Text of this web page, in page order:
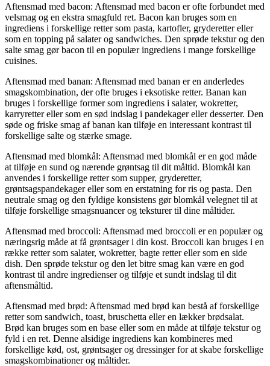
Aftensmad med bacon: Aftensmad med bacon er ofte forbundet med
velsmag og en ekstra smagfuld ret. Bacon kan bruges som en
ingrediens i forskellige retter som pasta, kartofler, gryderetter eller
som en topping på salater og sandwiches. Den sprøde tekstur og den
salte smag gør bacon til en populær ingrediens i mange forskellige
cuisines.
Aftensmad med banan: Aftensmad med banan er en anderledes
smagskombination, der ofte bruges i eksotiske retter. Banan kan
bruges i forskellige former som ingrediens i salater, wokretter,
karryretter eller som en sød indslag i pandekager eller desserter. Den
søde og friske smag af banan kan tilføje en interessant kontrast til
forskellige salte og stærke smage.
Aftensmad med blomkål: Aftensmad med blomkål er en god måde
at tilføje en sund og nærende grøntsag til dit måltid. Blomkål kan
anvendes i forskellige retter som supper, gryderetter,
grøntsagspandekager eller som en erstatning for ris og pasta. Den
neutrale smag og den fyldige konsistens gør blomkål velegnet til at
tilføje forskellige smagsnuancer og teksturer til dine måltider.
Aftensmad med broccoli: Aftensmad med broccoli er en populær og
næringsrig måde at få grøntsager i din kost. Broccoli kan bruges i en
række retter som salater, wokretter, bagte retter eller som en side
dish. Den sprøde tekstur og den let bitre smag kan være en god
kontrast til andre ingredienser og tilføje et sundt indslag til dit
aftensmåltid.
Aftensmad med brød: Aftensmad med brød kan bestå af forskellige
retter som sandwich, toast, bruschetta eller en lækker brødsalat.
Brød kan bruges som en base eller som en måde at tilføje tekstur og
fyld i en ret. Denne alsidige ingrediens kan kombineres med
forskellige kød, ost, grøntsager og dressinger for at skabe forskellige
smagskombinationer og måltider.